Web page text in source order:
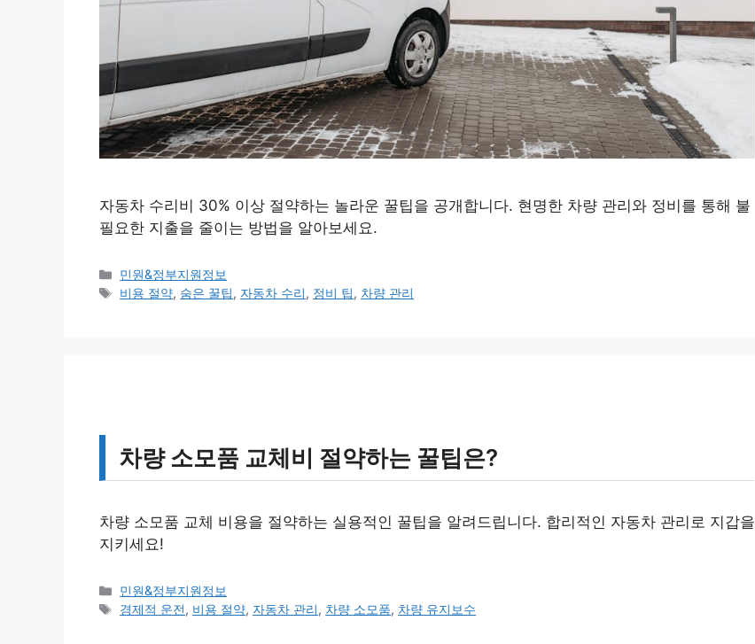
자동차 수리비 30% 이상 절약하는 놀라운 꿀팁을 공개합니다. 현명한 차량 관리와 정비를 통해 불
필요한 지출을 줄이는 방법을 알아보세요.
카
테
민원&정부지원정보
태
비용 절약, 숨은 꿀팁, 자동차 수리, 정비 팁, 차량 관리
차량 소모품 교체비 절약하는 꿀팁은?
차량 소모품 교체 비용을 절약하는 실용적인 꿀팁을 알려드립니다. 합리적인 자동차 관리로 지갑을
지키세요!
카
테
민원&정부지원정보
태
경제적 운전, 비용 절약, 자동차 관리, 차량 소모품, 차량 유지보수